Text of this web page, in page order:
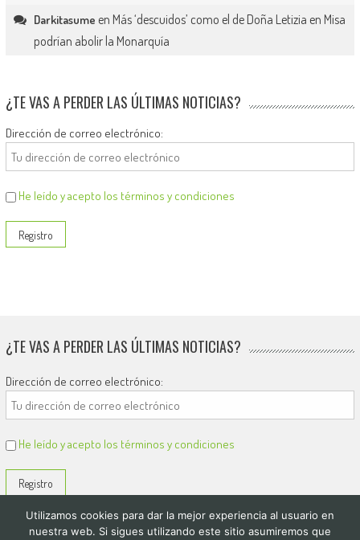
Darkitasume en Más ‘descuidos’ como el de Doña Letizia en Misa
podrían abolir la Monarquía
¿TE VAS A PERDER LAS ÚLTIMAS NOTICIAS?
Dirección de correo electrónico:
He leído y acepto los términos y condiciones
¿TE VAS A PERDER LAS ÚLTIMAS NOTICIAS?
Dirección de correo electrónico:
He leído y acepto los términos y condiciones
Utilizamos cookies para dar la mejor experiencia al usuario en
nuestra web. Si sigues utilizando este sitio asumiremos que